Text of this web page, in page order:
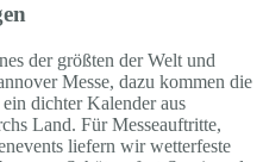
der größten der Welt und
Messe, dazu kommen die
dichter Kalender aus
Land. Für Messeauftritte,
liefern wir wetterfeste